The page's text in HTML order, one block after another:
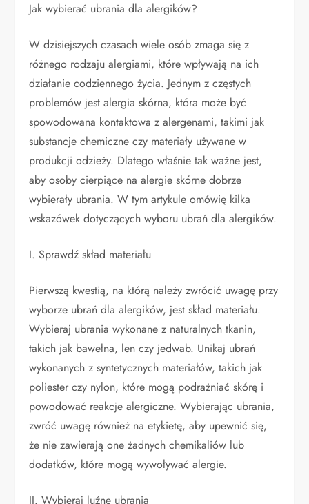
Jak wybierać ubrania dla alergików?
W dzisiejszych czasach wiele osób zmaga się z
różnego rodzaju alergiami, które wpływają na ich
działanie codziennego życia. Jednym z częstych
problemów jest alergia skórna, która może być
spowodowana kontaktowa z alergenami, takimi jak
substancje chemiczne czy materiały używane w
produkcji odzieży. Dlatego właśnie tak ważne jest,
aby osoby cierpiące na alergie skórne dobrze
wybierały ubrania. W tym artykule omówię kilka
wskazówek dotyczących wyboru ubrań dla alergików.
I. Sprawdź skład materiału
Pierwszą kwestią, na którą należy zwrócić uwagę przy
wyborze ubrań dla alergików, jest skład materiału.
Wybieraj ubrania wykonane z naturalnych tkanin,
takich jak bawełna, len czy jedwab. Unikaj ubrań
wykonanych z syntetycznych materiałów, takich jak
poliester czy nylon, które mogą podrażniać skórę i
powodować reakcje alergiczne. Wybierając ubrania,
zwróć uwagę również na etykietę, aby upewnić się,
że nie zawierają one żadnych chemikaliów lub
dodatków, które mogą wywoływać alergie.
II. Wybieraj luźne ubrania